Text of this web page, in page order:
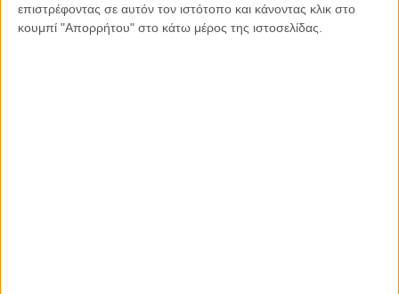
επιστρέφοντας σε αυτόν τον ιστότοπο και κάνοντας κλικ στο
κουμπί "Απορρήτου" στο κάτω μέρος της ιστοσελίδας.